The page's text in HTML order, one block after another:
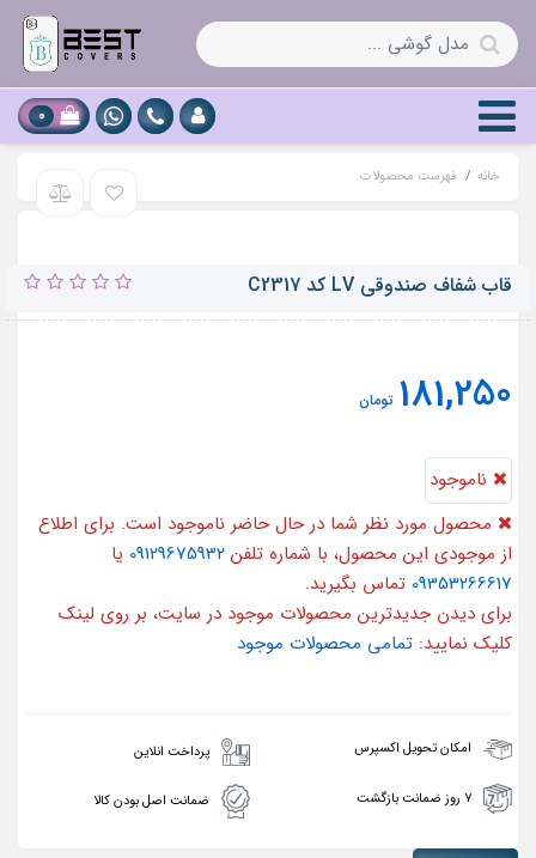
0
خانه فهرست محصولات
قاب شفاف صندوقی LV کد C2317
181,250 تومان
ناموجود
محصول مورد نظر شما در حال حاضر ناموجود است. برای اطلاع
از موجودی این محصول، با شماره تلفن 09129675932 یا
09353266617 تماس بگیرید.
برای دیدن جدیدترین محصولات موجود در سایت، بر روی لینک
کلیک نمایید: تمامی محصولات موجود
امکان تحویل اکسپرس پرداخت انلاین
۷ روز ضمانت بازگشت ضمانت اصل بودن کالا